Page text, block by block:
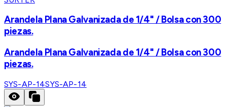
Arandela Plana Galvanizada de 1/4" / Bolsa con 300
piezas.
Arandela Plana Galvanizada de 1/4" / Bolsa con 300
piezas.
SYS-AP-14SYS-AP-14